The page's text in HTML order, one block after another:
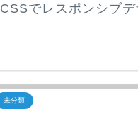
CSSでレスポンシブ
未分類